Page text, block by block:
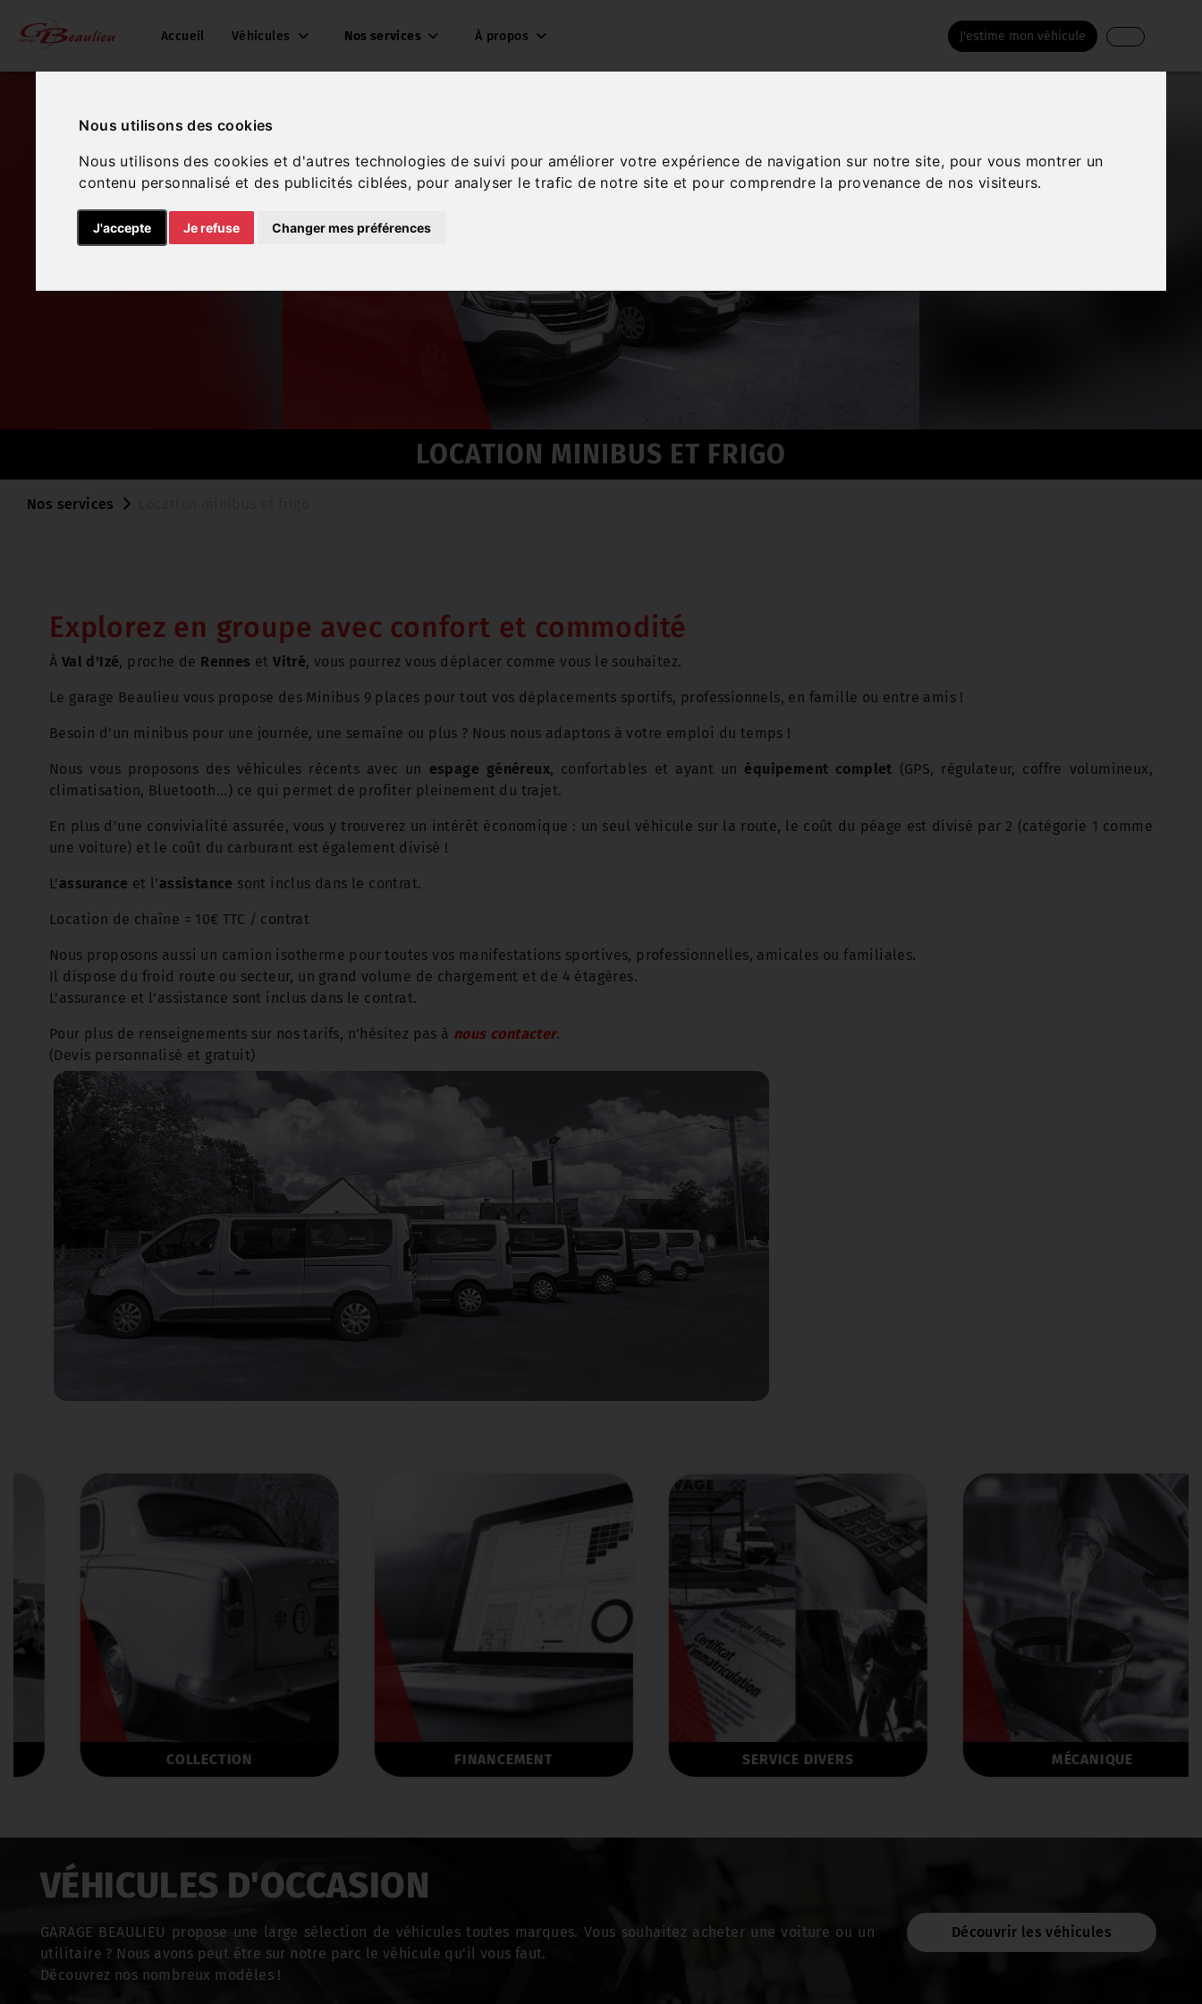
Nous utilisons des cookies
Nous utilisons des cookies et d'autres technologies de suivi pour améliorer votre expérience de navigation sur notre site, pour vous montrer un
contenu personnalisé et des publicités ciblées, pour analyser le trafic de notre site et pour comprendre la provenance de nos visiteurs.
J'accepte Je refuse Changer mes préférences
Accueil Véhicules Nos services À propos J'estime mon véhicule
LOCATION MINIBUS ET FRIGO
Nos services
Explorez en groupe avec confort et commodité
À Val d'Izé, proche de Rennes etVitré, vous pourrez vous déplacer comme vous le souhaitez.
Le garage Beaulieu vous propose des Minibus 9 places pour tout vos déplacements sportifs, professionnels, en famille ou entre amis !
Besoin d'un minibus pour une journée, une semaine ou plus ? Nous nous adaptons à votre emploi du temps !
Nous vous proposons des véhicules récents avec un espage généreux, confortables et ayant un équipement complet (GPS, régulateur, coffre volumineux,
climatisation, Bluetooth...) ce qui permet de profiter pleinement du trajet.
En plus d’une convivialité assurée, vous y trouverez un intérêt économique : un seul véhicule sur la route, le coût du péage est divisé par 2 (catégorie 1 comme
une voiture) et le coût du carburant est également divisé !
L’assurance et l’assistance sont inclus dans le contrat.
Location de chaîne = 10€ TTC / contrat
Nous proposons aussi un camion isotherme pour toutes vos manifestations sportives, professionnelles, amicales ou familiales.
Il dispose du froid route ou secteur, un grand volume de chargement et de 4 étagères.
L’assurance et l’assistance sont inclus dans le contrat.
Pour plus de renseignements sur nos tarifs, n’hésitez pas à nous contacter.
(Devis personnalisé et gratuit)
COLLECTION FINANCEMENT SERVICE DIVERS MÉCANIQUE
VÉHICULES D'OCCASION
GARAGE BEAULIEU propose une large sélection de véhicules toutes marques. Vous souhaitez acheter une voiture ou un
utilitaire ? Nous avons peut être sur notre parc le véhicule qu'il vous faut.
Découvrez nos nombreux modèles !
Découvrir les véhicules